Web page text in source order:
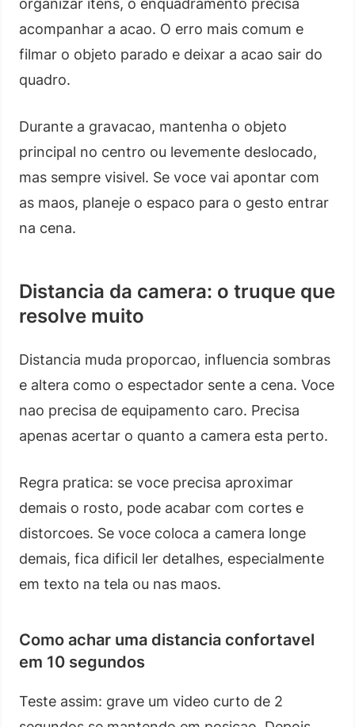
organizar itens, o enquadramento precisa
acompanhar a acao. O erro mais comum e
filmar o objeto parado e deixar a acao sair do
quadro.
Durante a gravacao, mantenha o objeto
principal no centro ou levemente deslocado,
mas sempre visivel. Se voce vai apontar com
as maos, planeje o espaco para o gesto entrar
na cena.
Distancia da camera: o truque que
resolve muito
Distancia muda proporcao, influencia sombras
e altera como o espectador sente a cena. Voce
nao precisa de equipamento caro. Precisa
apenas acertar o quanto a camera esta perto.
Regra pratica: se voce precisa aproximar
demais o rosto, pode acabar com cortes e
distorcoes. Se voce coloca a camera longe
demais, fica dificil ler detalhes, especialmente
em texto na tela ou nas maos.
Como achar uma distancia confortavel
em 10 segundos
Teste assim: grave um video curto de 2